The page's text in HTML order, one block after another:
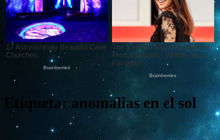
Etiqueta: anomalias en el sol